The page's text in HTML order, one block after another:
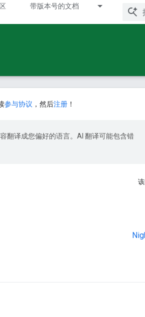
带版本号的文档
参与协议 ，然后注册 ！
翻译成您偏好的语言。AI 翻译可能包含错